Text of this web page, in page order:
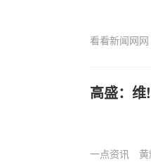
看看新闻网网
高盛：
一点资讯